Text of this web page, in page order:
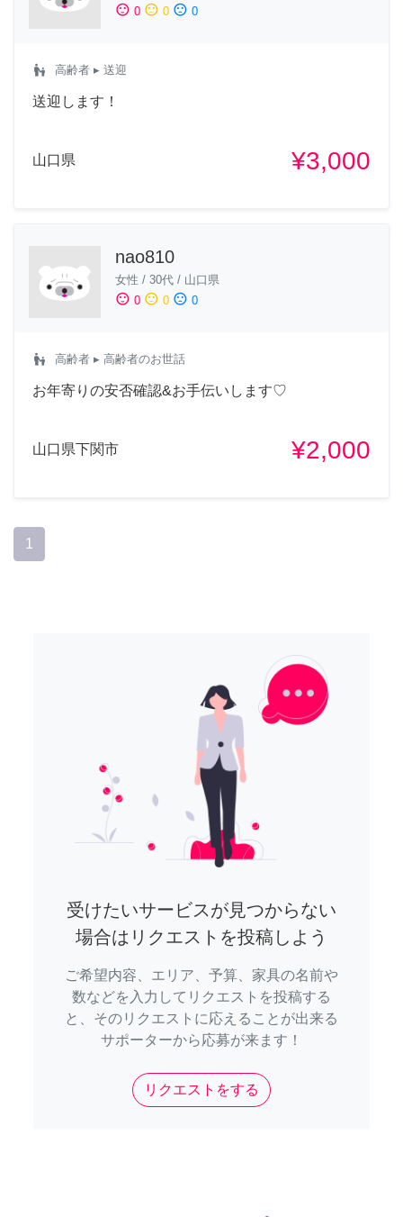
sentiment_satisfied 0 sentiment_neutral 0 sentiment_dissatisfied 0
escalator_warning 高齢者 ▸ 送迎
送迎します！
山口県 ¥3,000
nao810
女性 / 30代 / 山口県
sentiment_satisfied 0 sentiment_neutral 0 sentiment_dissatisfied 0
escalator_warning 高齢者 ▸ 高齢者のお世話
お年寄りの安否確認&お手伝いします♡
山口県下関市 ¥2,000
1
受けたいサービスが見つからない
場合はリクエストを投稿しよう
ご希望内容、エリア、予算、家具の名前や
数などを入力してリクエストを投稿する
と、そのリクエストに応えることが出来る
サポーターから応募が来ます！
リクエストをする